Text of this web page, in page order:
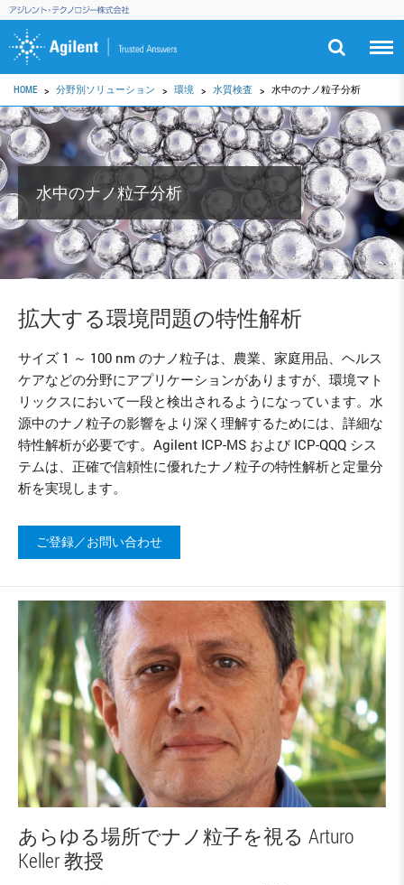
HOME 分野別ソリューション 環境 水質検査 水中のナノ粒子分析
水中のナノ粒子分析
拡大する環境問題の特性解析
サイズ 1 ～ 100 nm のナノ粒子は、農業、家庭用品、ヘルス
ケアなどの分野にアプリケーションがありますが、環境マト
リックスにおいて一段と検出されるようになっています。水
源中のナノ粒子の影響をより深く理解するためには、詳細な
特性解析が必要です。Agilent ICP-MS および ICP-QQQ シス
テムは、正確で信頼性に優れたナノ粒子の特性解析と定量分
析を実現します。
ご登録／お問い合わせ
あらゆる場所でナノ粒子を視る Arturo
Keller 教授